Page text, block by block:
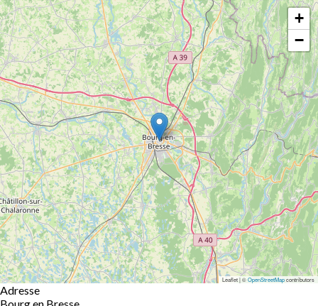
+
−
Leaflet | ©OpenStreetMapcontributors
Adresse